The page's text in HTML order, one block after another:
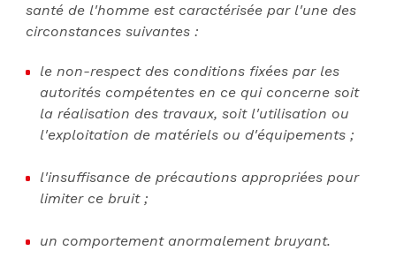
santé de l'homme est caractérisée par l'une des
circonstances suivantes :
le non-respect des conditions fixées par les
autorités compétentes en ce qui concerne soit
la réalisation des travaux, soit l'utilisation ou
l'exploitation de matériels ou d'équipements ;
l'insuffisance de précautions appropriées pour
limiter ce bruit ;
un comportement anormalement bruyant.